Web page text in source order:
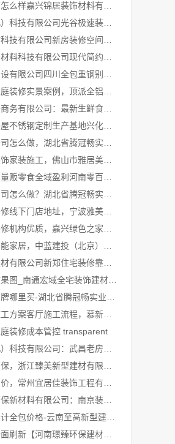
装修成本管控 transparent